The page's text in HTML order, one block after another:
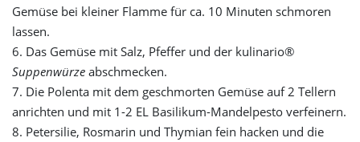
Gemüse bei kleiner Flamme für ca. 10 Minuten schmoren
lassen.
6. Das Gemüse mit Salz, Pfeffer und der kulinario®
Suppenwürze abschmecken.
7. Die Polenta mit dem geschmorten Gemüse auf 2 Tellern
anrichten und mit 1-2 EL Basilikum-Mandelpesto verfeinern.
8. Petersilie, Rosmarin und Thymian fein hacken und die